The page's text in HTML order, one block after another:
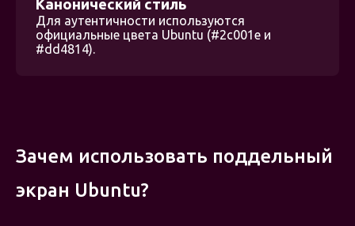
Канонический стиль
Для аутентичности используются
официальные цвета Ubuntu (#2c001e и
#dd4814).
Зачем использовать поддельный
экран Ubuntu?